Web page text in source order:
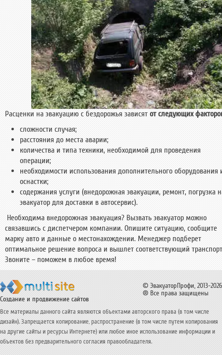
Расценки на эвакуацию с бездорожья зависят от следующих
сложности случая;
расстояния до места аварии;
количества и типа техники, необходимой для проведения
операции;
необходимости использования дополнительного оборудования
оснастки;
содержания услуги (внедорожная эвакуации, ремонт, погрузка
эвакуатор для доставки в автосервис).
Необходима внедорожная эвакуация? Вызвать эвакуатор можно
связавшись с диспетчером компании. Опишите ситуацию, сообщите
марку авто и данные о местонахождении. Менеджер подберет
оптимальное решение вопроса и вышлет соответствующий
Звоните – поможем в любое время!
Создание и продвижение сайтов
© ЭвакуаторПрофи, 2013-2026
® Все права защищены
Все материалы данного сайта являются объектами авторского права (в том числе
дизайн). Запрещается копирование, распространение (в том числе путем копирования
на другие сайты и ресурсы Интернете) или любое иное использование информации и
объектов без предварительного согласия правообладателя.